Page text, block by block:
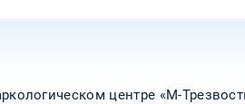
центре «М-